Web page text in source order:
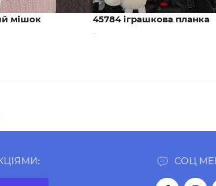
00:29
мішок 45784 іграшкова планка
СОЦ